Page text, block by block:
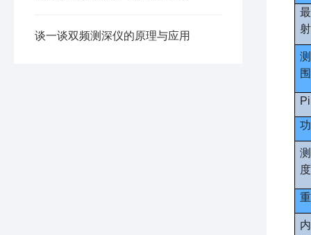
谈一谈双频测深仪的原理与应用
围
度